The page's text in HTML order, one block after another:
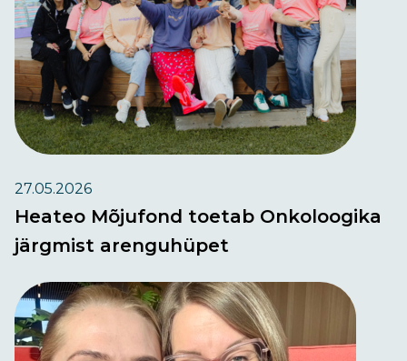
27.05.2026
Heateo Mõjufond toetab Onkoloogika
järgmist arenguhüpet